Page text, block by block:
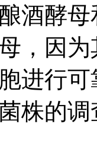
酒酵
，因
进行
株的